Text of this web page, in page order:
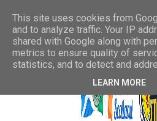
This site uses cookies from
and to analyze traffic. Your IP
shared with Google along with
metrics to ensure quality of
statistics, and to detect and
LEARN MORE